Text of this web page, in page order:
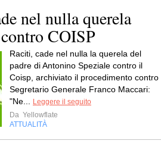
nel nulla querela
COISP
Raciti, cade nel nulla la querela del
padre di Antonino Speziale contro il
Coisp, archiviato il procedimento contro
Segretario Generale Franco Maccari:
"Ne...
Leggere il seguito
Da Yellowflate
ATTUALITÀ